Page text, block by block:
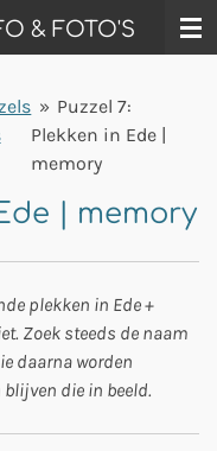
& FOTO'S
» Puzzel 7:
Plekken in Ede |
memory
| memory
plekken in Ede +
Zoek steeds de naam
daarna worden
blijven die in beeld.